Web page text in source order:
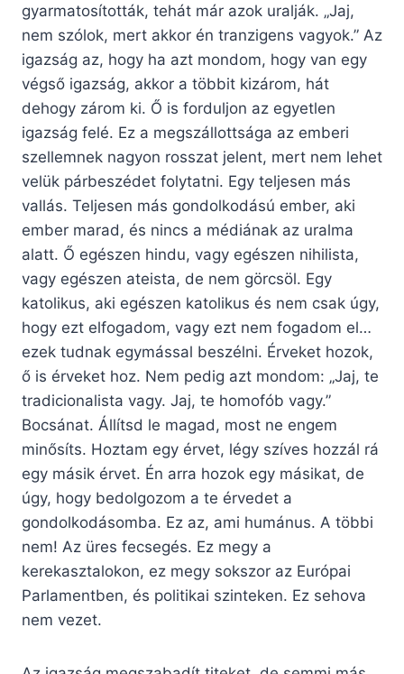
gyarmatosították, tehát már azok uralják. „Jaj,
nem szólok, mert akkor én tranzigens vagyok.” Az
igazság az, hogy ha azt mondom, hogy van egy
végső igazság, akkor a többit kizárom, hát
dehogy zárom ki. Ő is forduljon az egyetlen
igazság felé. Ez a megszállottsága az emberi
szellemnek nagyon rosszat jelent, mert nem lehet
velük párbeszédet folytatni. Egy teljesen más
vallás. Teljesen más gondolkodású ember, aki
ember marad, és nincs a médiának az uralma
alatt. Ő egészen hindu, vagy egészen nihilista,
vagy egészen ateista, de nem görcsöl. Egy
katolikus, aki egészen katolikus és nem csak úgy,
hogy ezt elfogadom, vagy ezt nem fogadom el…
ezek tudnak egymással beszélni. Érveket hozok,
ő is érveket hoz. Nem pedig azt mondom: „Jaj, te
tradicionalista vagy. Jaj, te homofób vagy.”
Bocsánat. Állítsd le magad, most ne engem
minősíts. Hoztam egy érvet, légy szíves hozzál rá
egy másik érvet. Én arra hozok egy másikat, de
úgy, hogy bedolgozom a te érvedet a
gondolkodásomba. Ez az, ami humánus. A többi
nem! Az üres fecsegés. Ez megy a
kerekasztalokon, ez megy sokszor az Európai
Parlamentben, és politikai szinteken. Ez sehova
nem vezet.